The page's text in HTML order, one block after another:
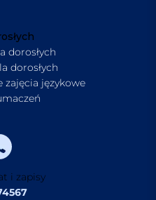
dorosłych
dorosłych
zajęcia językowe
i zapisy